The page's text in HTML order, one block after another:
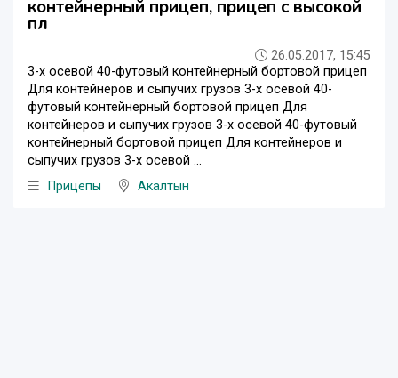
контейнерный прицеп, прицеп с высокой
пл
26.05.2017, 15:45
3-х осевой 40-футовый контейнерный бортовой прицеп
Для контейнеров и сыпучих грузов 3-х осевой 40-
футовый контейнерный бортовой прицеп Для
контейнеров и сыпучих грузов 3-х осевой 40-футовый
контейнерный бортовой прицеп Для контейнеров и
сыпучих грузов 3-х осевой ...
Прицепы
Акалтын